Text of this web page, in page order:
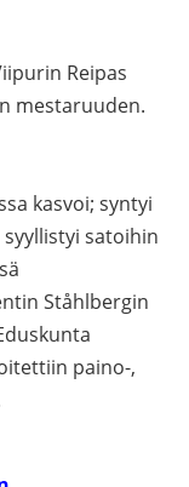
Reipas
mestaruuden.
kasvoi; syntyi
satoihin
Ståhlbergin
paino-,